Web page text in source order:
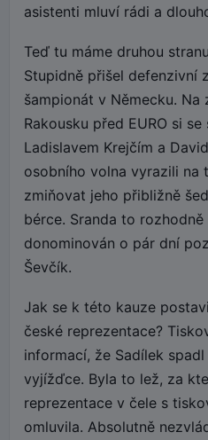
asistenti mluví rádi a
Teď tu máme druhou
Stupidně přišel defenzivní
šampionát v Německu. Na
Rakousku před EURO si
Ladislavem Krejčím a
osobního volna vyrazili na
zmiňovat jeho přibližně
bérce. Sranda to
donominován o pár dní
Ševčík.
Jak se k této kauze
české reprezentace?
informací, že Sadílek
vyjížďce. Byla to lež, za
reprezentace v čele s
omluvila. Absolutně